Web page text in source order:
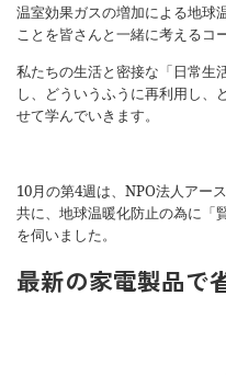
温室効果ガスの増加による地球
ことを皆さんと一緒に考えるコ
私たちの生活と密接な「日常生
し、どういうふうに再利用し、
せて学んでいきます。
10月の第4週は、 NPO法人アー
共に、地球温暖化防止の為に「
を伺いました。
最新の家電製品で